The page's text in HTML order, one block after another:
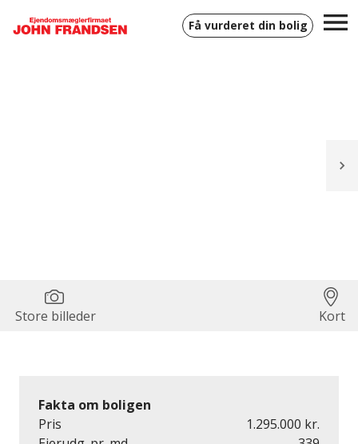
Få vurderet din bolig
Store billeder Kort
Fakta om boligen
Pris
1.295.000 kr.